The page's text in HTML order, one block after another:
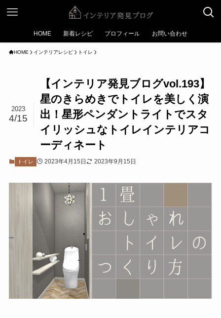
HOME 新着レシピ プロフィール お問い合わせ
HOME インテリアレシピ トイレ
【インテリア発見ブログvol.193】
星のきらめきでトイレを美しく演
出！星形ペンダントライトでスタ
イリッシュなトイレインテリアコ
ーディネート
2023
4/15
トイレ 2023年4月15日 2023年9月15日